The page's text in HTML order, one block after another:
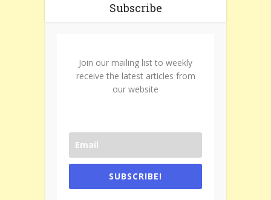
Subscribe
Join our mailing list to weekly
receive the latest articles from
our website
SUBSCRIBE!